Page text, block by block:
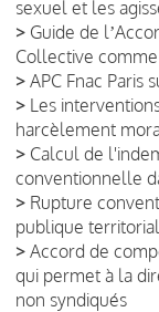
sexuel et les
> Guide de
Collective
> APC Fnac Paris
> Les
harcèlement
> Calcul de
conventionnelle
> Rupture
publique
> Accord de
qui permet à la
non syndiqués